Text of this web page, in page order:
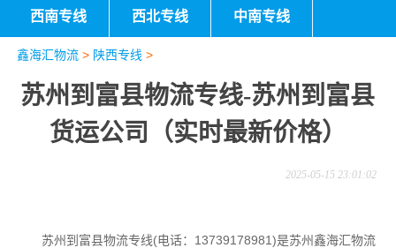
西南专线 西北专线 中南专线
鑫海汇物流> 陕西专线 >
苏州到富县物流专线-苏州到富县
货运公司（实时最新价格）
2025-05-15 23:01:02
苏州到富县物流专线(电话：13739178981)是苏州鑫海汇物流